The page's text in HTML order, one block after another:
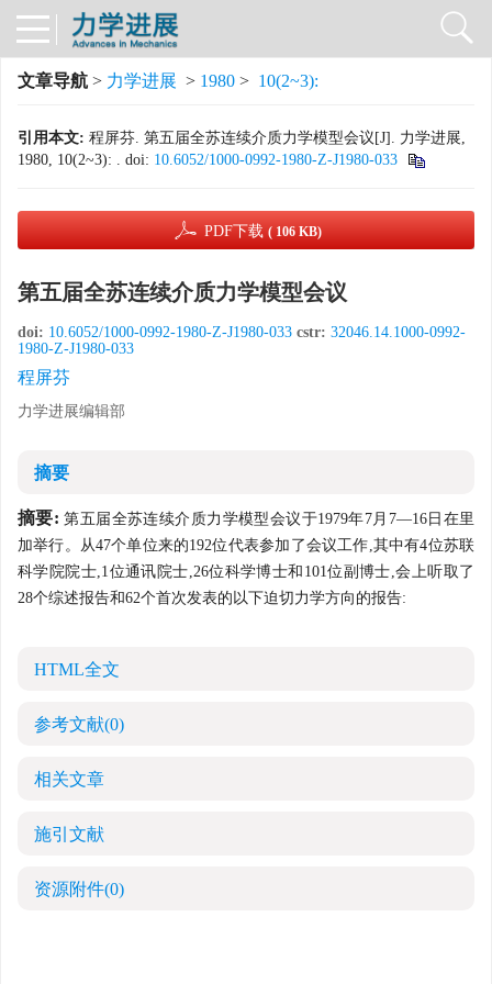
文章导航 > 力学进展 > 1980 > 10(2~3):
引用本文: 程屏芬. 第五届全苏连续介质力学模型会议[J]. 力学进展,
1980, 10(2~3): . doi: 10.6052/1000-0992-1980-Z-J1980-033
PDF下载 ( 106 KB)
第五届全苏连续介质力学模型会议
doi: 10.6052/1000-0992-1980-Z-J1980-033 cstr: 32046.14.1000-0992-
1980-Z-J1980-033
程屏芬
力学进展编辑部
摘要
摘要: 第五届全苏连续介质力学模型会议于1979年7月7—16日在里
加举行。从47个单位来的192位代表参加了会议工作,其中有4位苏联
科学院院士,1位通讯院士,26位科学博士和101位副博士,会上听取了
28个综述报告和62个首次发表的以下迫切力学方向的报告:
HTML全文
参考文献(0)
相关文章
施引文献
资源附件(0)